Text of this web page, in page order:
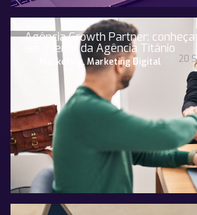
Agência Growth Partner:
ser cliente da Agência Titânio
Marketing,Marketing Digital 20